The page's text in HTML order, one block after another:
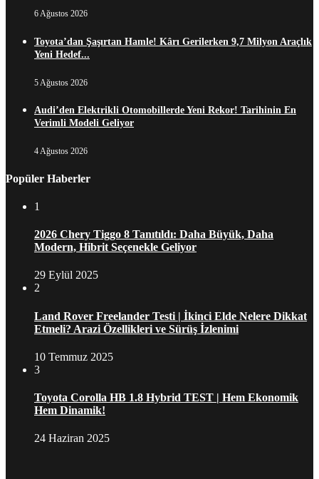
6 Ağustos 2026
Toyota’dan Şaşırtan Hamle! Kârı Gerilerken 9,7 Milyon Araçlık
Yeni Hedef...
5 Ağustos 2026
Audi’den Elektrikli Otomobillerde Yeni Rekor! Tarihinin En
Verimli Modeli Geliyor
4 Ağustos 2026
Popüler Haberler
1
2026 Chery Tiggo 8 Tanıtıldı: Daha Büyük, Daha
Modern, Hibrit Seçenekle Geliyor
29 Eylül 2025
2
Land Rover Freelander Testi | İkinci Elde Nelere Dikkat
Etmeli? Arazi Özellikleri ve Sürüş İzlenimi
10 Temmuz 2025
3
Toyota Corolla HB 1.8 Hybrid TEST | Hem Ekonomik
Hem Dinamik!
24 Haziran 2025